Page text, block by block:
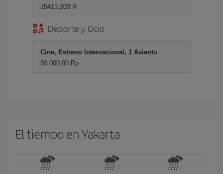
15413,203 R
Deporte y Ocio
Cine, Estreno Internacional, 1 Asiento
50.000,00 Rp
El tiempo en Yakarta